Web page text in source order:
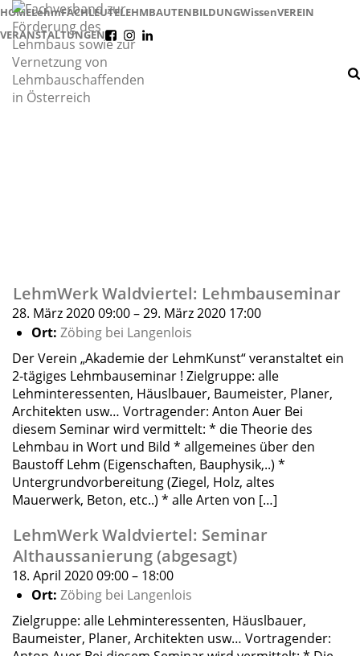
HOMELehmFACHLEUTELEHMBAUTENBILDUNGWissenVEREIN
VERANSTALTUNGEN
LehmWerk Waldviertel: Lehmbauseminar
28. März 2020 09:00–29. März 2020 17:00
Ort: Zöbing bei Langenlois
Der Verein „Akademie der LehmKunst“ veranstaltet ein
2-tägiges Lehmbauseminar ! Zielgruppe: alle
Lehminteressenten, Häuslbauer, Baumeister, Planer,
Architekten usw… Vortragender: Anton Auer Bei
diesem Seminar wird vermittelt: * die Theorie des
Lehmbau in Wort und Bild * allgemeines über den
Baustoff Lehm (Eigenschaften, Bauphysik,..) *
Untergrundvorbereitung (Ziegel, Holz, altes
Mauerwerk, Beton, etc..) * alle Arten von […]
LehmWerk Waldviertel: Seminar
Althaussanierung (abgesagt)
18. April 2020 09:00– 18:00
Ort: Zöbing bei Langenlois
Zielgruppe: alle Lehminteressenten, Häuslbauer,
Baumeister, Planer, Architekten usw… Vortragender: